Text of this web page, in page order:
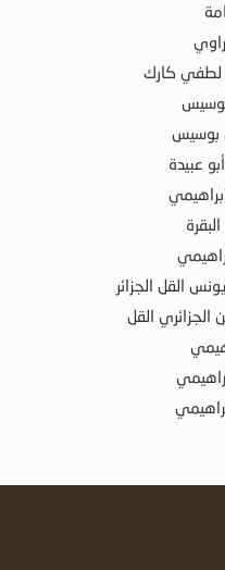
لطفي كارك
بوسيس
بوسيس
عبيدة
القل الجزائر
القل